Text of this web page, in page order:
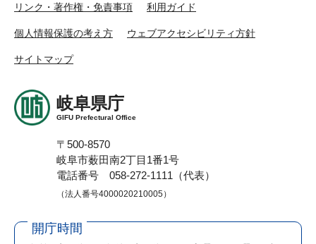
リンク・著作権・免責事項 利用ガイド
個人情報保護の考え方 ウェブアクセシビリティ方針
サイトマップ
岐阜県庁
GIFU Prefectural Office
〒500-8570
岐阜市薮田南2丁目1番1号
電話番号 058-272-1111（代表）
（法人番号4000020210005）
開庁時間